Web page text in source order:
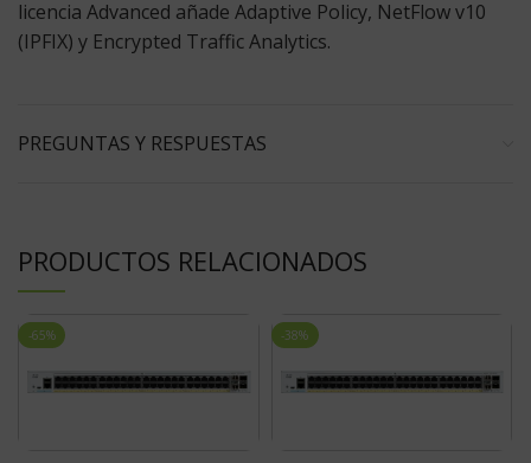
licencia Advanced añade Adaptive Policy, NetFlow v10
(IPFIX) y Encrypted Traffic Analytics.
PREGUNTAS Y RESPUESTAS
PRODUCTOS RELACIONADOS
-65% -38%